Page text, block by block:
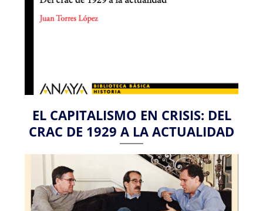
EL CAPITALISMO EN CRISIS: DEL
CRAC DE 1929 A LA ACTUALIDAD